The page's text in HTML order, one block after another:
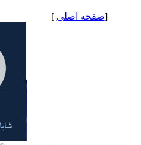
[صفحه اصلی ]